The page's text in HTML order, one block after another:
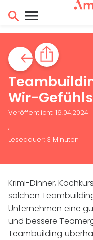
Wir-Gefühls
Veröffentlicht: 16.04.2024
,
Lesedauer: 3 Minuten
Krimi-Dinner,
solchen
Unternehmen eine
und bessere
Teambuilding